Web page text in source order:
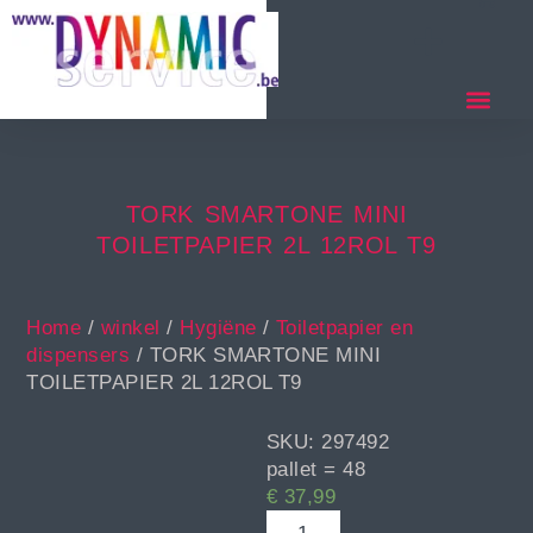
TORK SMARTONE MINI
TOILETPAPIER 2L 12ROL T9
Home / winkel / Hygiëne / Toiletpapier en
dispensers / TORK SMARTONE MINI
TOILETPAPIER 2L 12ROL T9
SKU: 297492
pallet = 48
€ 37,99